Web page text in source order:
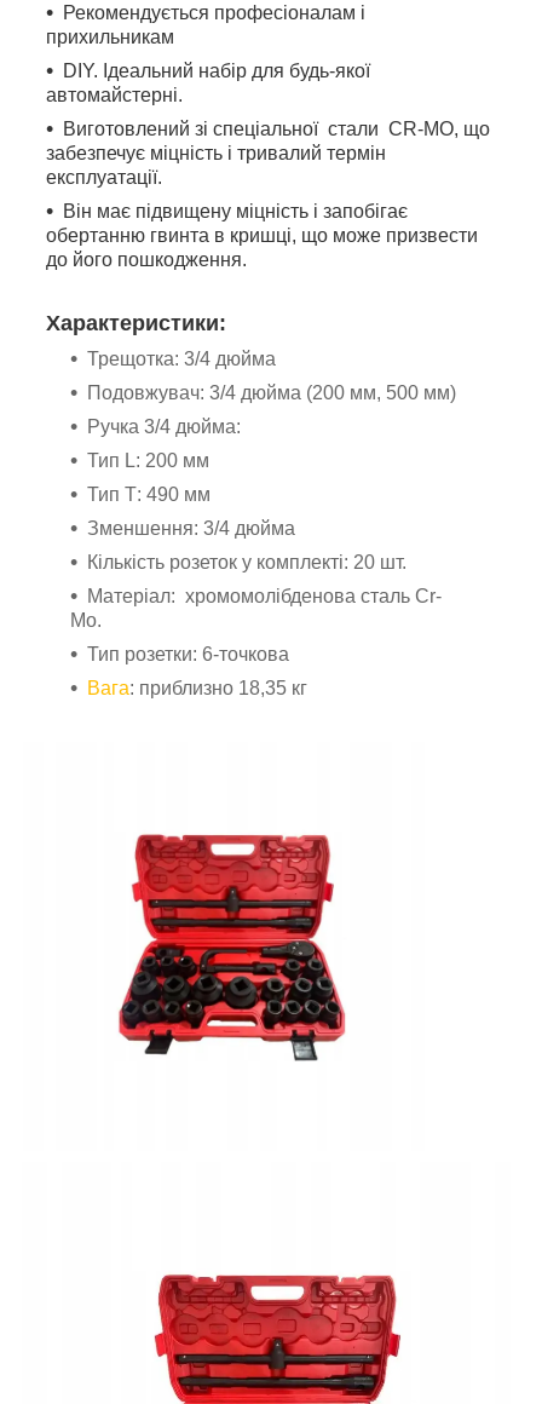
Рекомендується професіоналам і
прихильникам
DIY. Ідеальний набір для будь-якої
автомайстерні.
Виготовлений зі спеціальної стали CR-MO, що
забезпечує міцність і тривалий термін
експлуатації.
Він має підвищену міцність і запобігає
обертанню гвинта в кришці, що може призвести
до його пошкодження.
Характеристики:
Трещотка: 3/4 дюйма
Подовжувач: 3/4 дюйма (200 мм, 500 мм)
Ручка 3/4 дюйма:
Тип L: 200 мм
Тип Т: 490 мм
Зменшення: 3/4 дюйма
Кількість розеток у комплекті: 20 шт.
Матеріал: хромомолібденова сталь Cr-
Mo.
Тип розетки: 6-точкова
Вага: приблизно 18,35 кг